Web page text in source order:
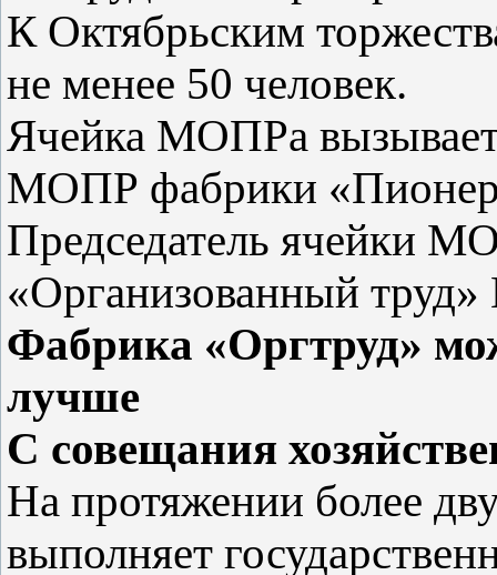
К Октябрьским
не менее 50 человек.
Ячейка МОПРа вызывает
МОПР фабрики
Председатель ячейки
«Организованный
Фабрика «Оргтруд»
лучше
С совещания
На протяжении более
выполняет